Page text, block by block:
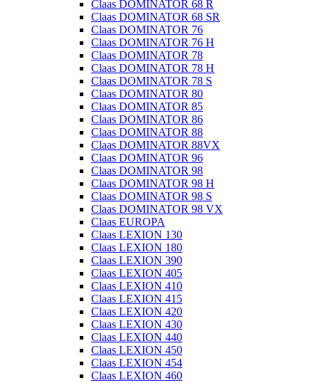
Claas DOMINATOR 68 R
Claas DOMINATOR 68 SR
Claas DOMINATOR 76
Claas DOMINATOR 76 H
Claas DOMINATOR 78
Claas DOMINATOR 78 H
Claas DOMINATOR 78 S
Claas DOMINATOR 80
Claas DOMINATOR 85
Claas DOMINATOR 86
Claas DOMINATOR 88
Claas DOMINATOR 88VX
Claas DOMINATOR 96
Claas DOMINATOR 98
Claas DOMINATOR 98 H
Claas DOMINATOR 98 S
Claas DOMINATOR 98 VX
Claas EUROPA
Claas LEXION 130
Claas LEXION 180
Claas LEXION 390
Claas LEXION 405
Claas LEXION 410
Claas LEXION 415
Claas LEXION 420
Claas LEXION 430
Claas LEXION 440
Claas LEXION 450
Claas LEXION 454
Claas LEXION 460